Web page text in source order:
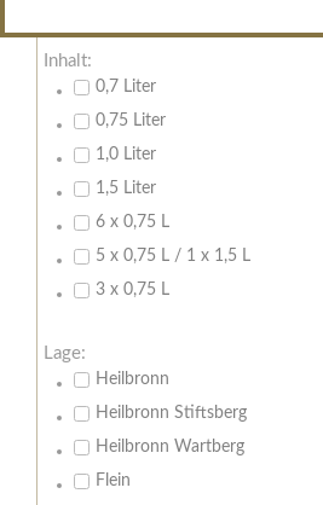
Inhalt:
0,7 Liter
0,75 Liter
1,0 Liter
1,5 Liter
6 x 0,75 L
5 x 0,75 L / 1 x 1,5 L
3 x 0,75 L
Lage:
Heilbronn
Heilbronn Stiftsberg
Heilbronn Wartberg
Flein